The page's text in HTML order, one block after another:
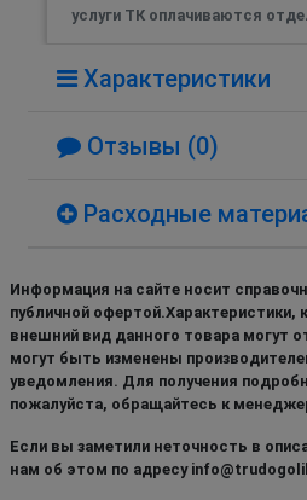
услуги ТК оплачиваются
Характеристики
Отзывы (0)
Расходные
Информация на сайте носит
публичной офертой.Характеристики,
внешний вид данного товара могут
могут быть изменены
уведомления. Для получения
пожалуйста, обращайтесь к
Если вы заметили неточность в
нам об этом по адресу